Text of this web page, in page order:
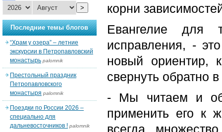
корни
Евангелие для
исправления, -
новый ориентир,
свернуть обратно
- Мы читаем и
применить его к
всегда
>
Последние темы блогов
“Храм у озера” – летние
экскурсии в Петропавловский
монастырь palomnik
Престольный праздник
Петропавловского
монастыря palomnik
Поездки по России 2026 –
специально для
дальневосточников ! palomnik